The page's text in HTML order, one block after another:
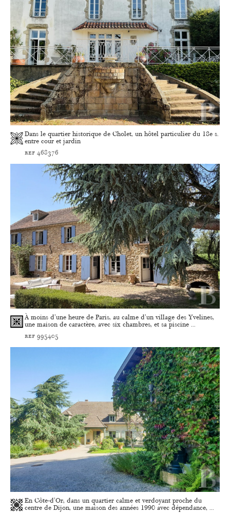
Dans le quartier historique de Cholet, un hôtel particulier du 18e s.
entre cour et jardin
ref 468376
À moins d'une heure de Paris, au calme d'un village des Yvelines,
une maison de caractère, avec six chambres, et sa piscine ...
ref 995405
En Côte-d'Or, dans un quartier calme et verdoyant proche du
centre de Dijon, une maison des années 1990 avec dépendance, ...